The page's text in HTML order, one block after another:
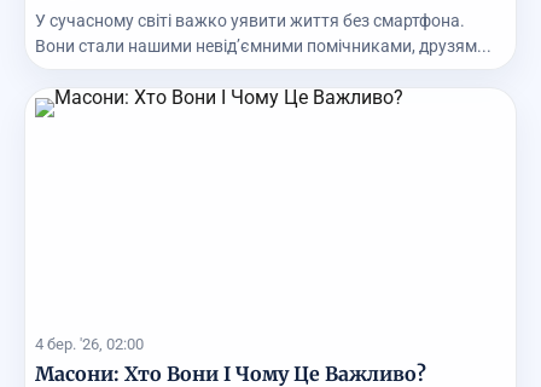
У сучасному світі важко уявити життя без смартфона.
Вони стали нашими невід’ємними помічниками, друзям...
4 бер. '26, 02:00
Масони: Хто Вони І Чому Це Важливо?